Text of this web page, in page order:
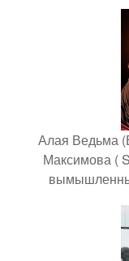
Алая Ведьма
Максимова (